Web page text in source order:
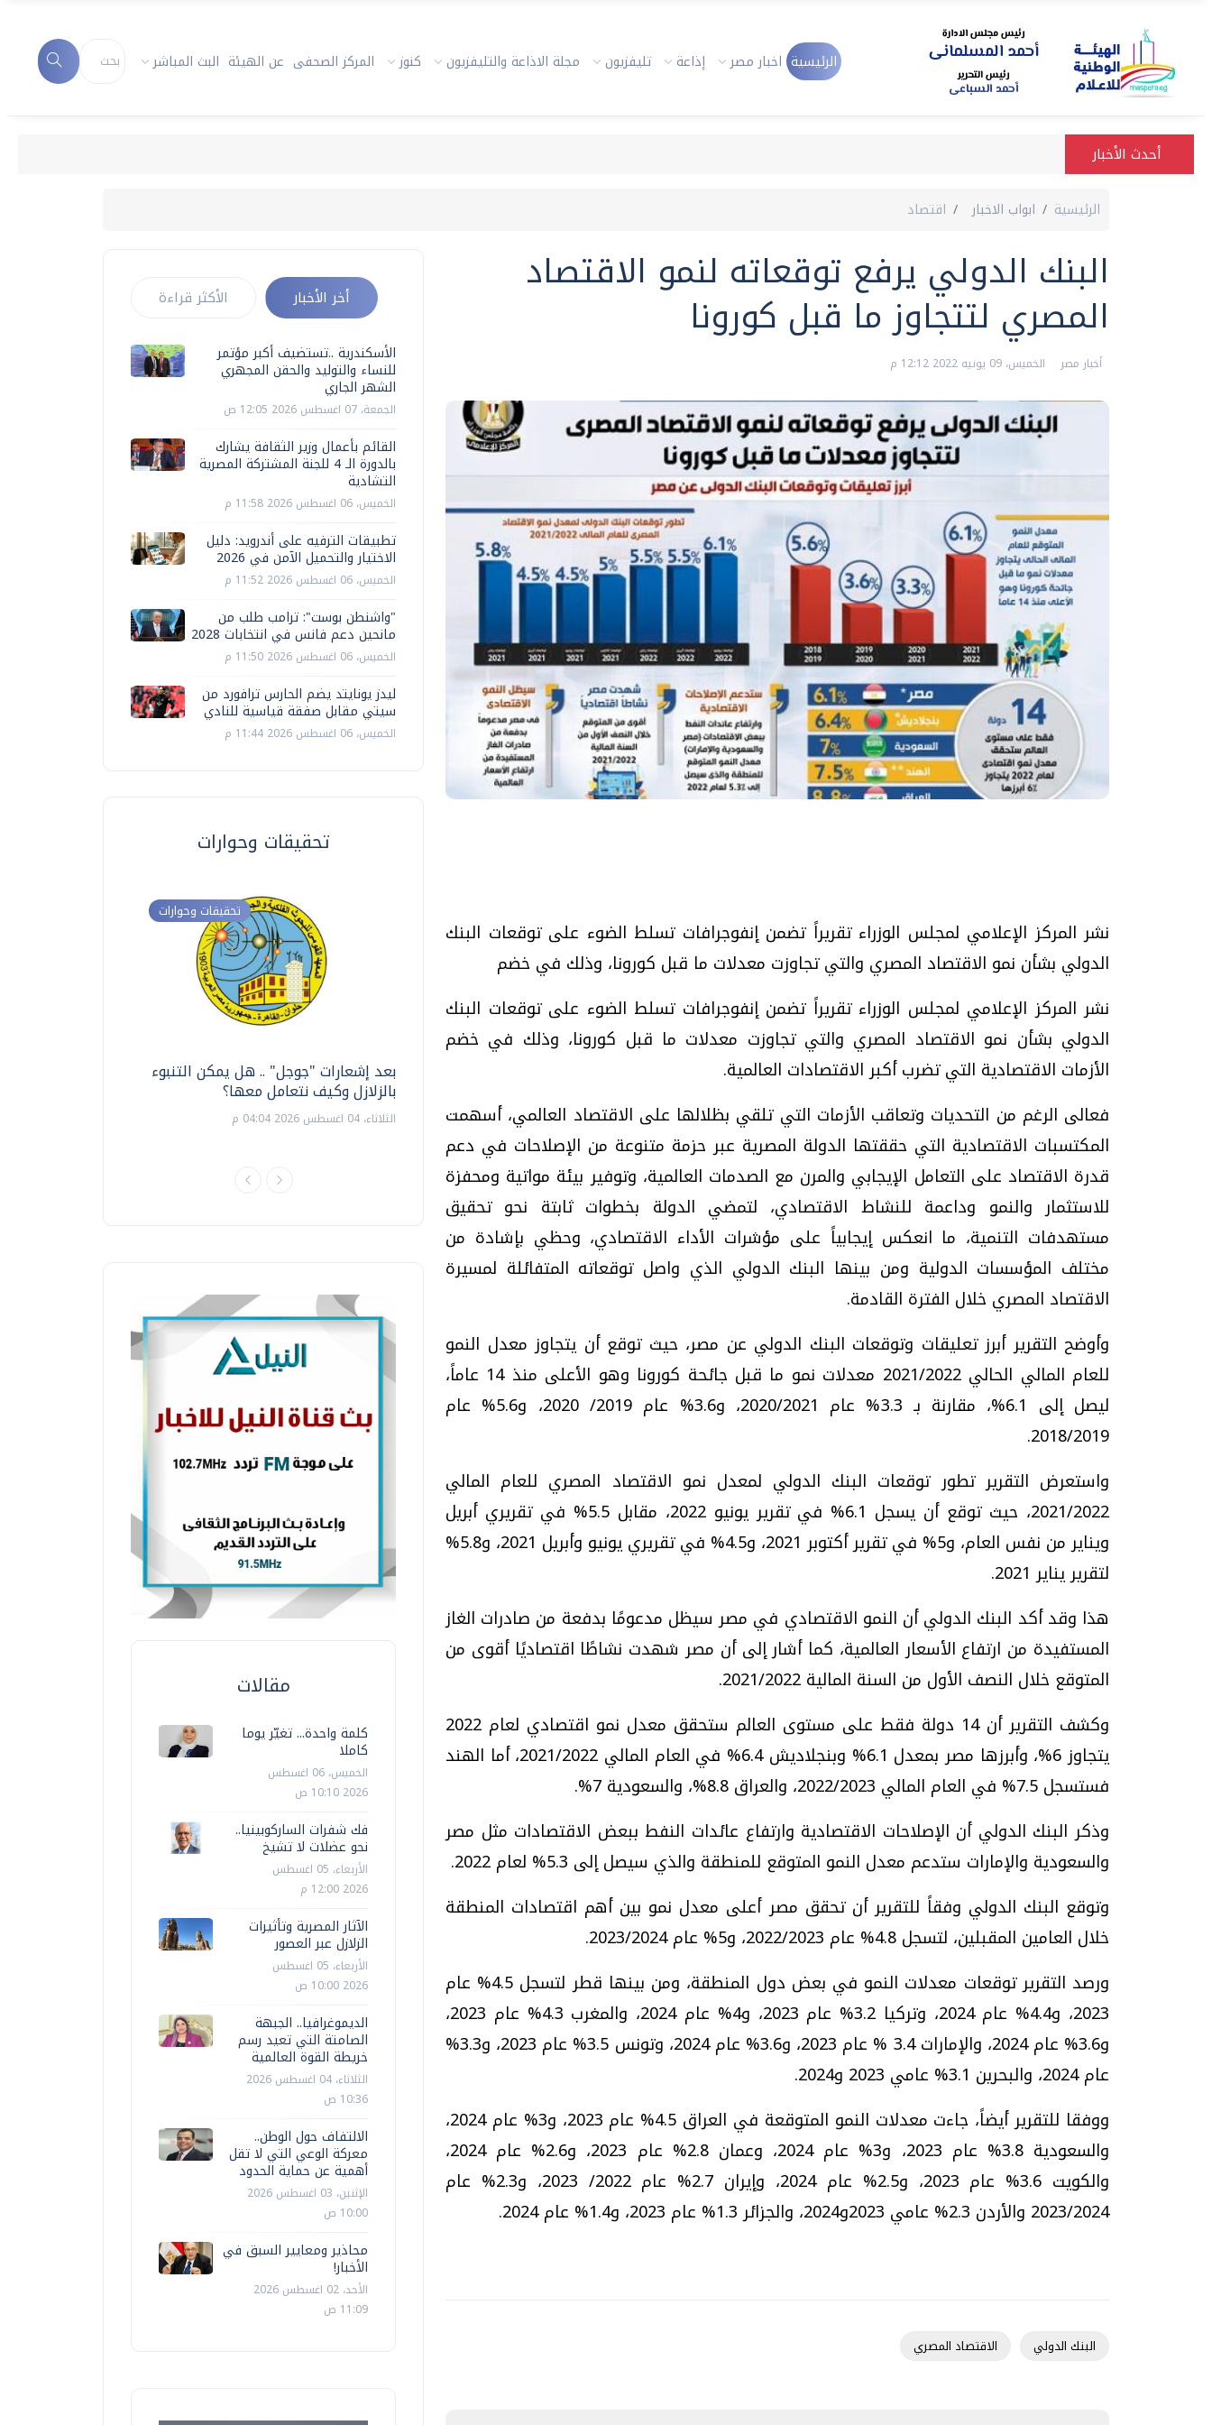
الرئيسية اخبار مصر إذاعة تليفزيون مجلة الاذاعة والتليفزيون كنوز المركز الصحفى عن الهيئة البث المباشر
أحدث الأخبار
الرئيسية ابواب الاخبار اقتصاد
البنك الدولي يرفع توقعاته لنمو الاقتصاد
المصري لتتجاوز ما قبل كورونا
أخبار مصر الخميس، 09 يونيه 2022 12:12 م
نشر المركز الإعلامي لمجلس الوزراء تقريراً تضمن إنفوجرافات تسلط الضوء على توقعات البنك
الدولي بشأن نمو الاقتصاد المصري والتي تجاوزت معدلات ما قبل كورونا، وذلك في خضم
نشر المركز الإعلامي لمجلس الوزراء تقريراً تضمن إنفوجرافات تسلط الضوء على توقعات البنك
الدولي بشأن نمو الاقتصاد المصري والتي تجاوزت معدلات ما قبل كورونا، وذلك في خضم
الأزمات الاقتصادية التي تضرب أكبر الاقتصادات العالمية.
فعالى الرغم من التحديات وتعاقب الأزمات التي تلقي بظلالها على الاقتصاد العالمي، أسهمت
المكتسبات الاقتصادية التي حققتها الدولة المصرية عبر حزمة متنوعة من الإصلاحات في دعم
قدرة الاقتصاد على التعامل الإيجابي والمرن مع الصدمات العالمية، وتوفير بيئة مواتية ومحفزة
للاستثمار والنمو وداعمة للنشاط الاقتصادي، لتمضي الدولة بخطوات ثابتة نحو تحقيق
مستهدفات التنمية، ما انعكس إيجابياً على مؤشرات الأداء الاقتصادي، وحظي بإشادة من
مختلف المؤسسات الدولية ومن بينها البنك الدولي الذي واصل توقعاته المتفائلة لمسيرة
الاقتصاد المصري خلال الفترة القادمة.
وأوضح التقرير أبرز تعليقات وتوقعات البنك الدولي عن مصر، حيث توقع أن يتجاوز معدل النمو
للعام المالي الحالي 2021/2022 معدلات نمو ما قبل جائحة كورونا وهو الأعلى منذ 14 عاماً،
ليصل إلى 6.1%، مقارنة بـ 3.3% عام 2020/2021، و3.6% عام 2019/ 2020، و5.6% عام
2018/2019.
واستعرض التقرير تطور توقعات البنك الدولي لمعدل نمو الاقتصاد المصري للعام المالي
2021/2022، حيث توقع أن يسجل 6.1% في تقرير يونيو 2022، مقابل 5.5% في تقريري أبريل
ويناير من نفس العام، و5% في تقرير أكتوبر 2021، و4.5% في تقريري يونيو وأبريل 2021، و5.8%
لتقرير يناير 2021.
هذا وقد أكد البنك الدولي أن النمو الاقتصادي في مصر سيظل مدعومًا بدفعة من صادرات الغاز
المستفيدة من ارتفاع الأسعار العالمية، كما أشار إلى أن مصر شهدت نشاطًا اقتصاديًا أقوى من
المتوقع خلال النصف الأول من السنة المالية 2021/2022.
وكشف التقرير أن 14 دولة فقط على مستوى العالم ستحقق معدل نمو اقتصادي لعام 2022
يتجاوز 6%، وأبرزها مصر بمعدل 6.1% وبنجلاديش 6.4% في العام المالي 2021/2022، أما الهند
فستسجل 7.5% في العام المالي 2022/2023، والعراق 8.8%، والسعودية 7%.
وذكر البنك الدولي أن الإصلاحات الاقتصادية وارتفاع عائدات النفط ببعض الاقتصادات مثل مصر
والسعودية والإمارات ستدعم معدل النمو المتوقع للمنطقة والذي سيصل إلى 5.3% لعام 2022.
وتوقع البنك الدولي وفقاً للتقرير أن تحقق مصر أعلى معدل نمو بين أهم اقتصادات المنطقة
خلال العامين المقبلين، لتسجل 4.8% عام 2022/2023، و5% عام 2023/2024.
ورصد التقرير توقعات معدلات النمو في بعض دول المنطقة، ومن بينها قطر لتسجل 4.5% عام
2023، و4.4% عام 2024، وتركيا 3.2% عام 2023، و4% عام 2024، والمغرب 4.3% عام 2023،
و3.6% عام 2024، والإمارات 3.4 % عام 2023، و3.6% عام 2024، وتونس 3.5% عام 2023، و3.3%
عام 2024، والبحرين 3.1% عامي 2023 و2024.
ووفقا للتقرير أيضاً، جاءت معدلات النمو المتوقعة في العراق 4.5% عام 2023، و3% عام 2024،
والسعودية 3.8% عام 2023، و3% عام 2024، وعمان 2.8% عام 2023، و2.6% عام 2024،
والكويت 3.6% عام 2023، و2.5% عام 2024، وإيران 2.7% عام 2022/ 2023، و2.3% عام
2023/2024 والأردن 2.3% عامي 2023و2024، والجزائر 1.3% عام 2023، و1.4% عام 2024.
البنك الدولي الاقتصاد المصري
أخر الأخبار الأكثر قراءة
الأسكندرية ..تستضيف أكبر مؤتمر
للنساء والتوليد والحقن المجهري
الشهر الجاري
الجمعة، 07 اغسطس 2026 12:05 ص
القائم بأعمال وزير الثقافة يشارك
بالدورة الـ 4 للجنة المشتركة المصرية
التشادية
الخميس، 06 اغسطس 2026 11:58 م
تطبيقات الترفيه على أندرويد: دليل
الاختيار والتحميل الآمن في 2026
الخميس، 06 اغسطس 2026 11:52 م
"واشنطن بوست": ترامب طلب من
مانحين دعم فانس في انتخابات 2028
الخميس، 06 اغسطس 2026 11:50 م
ليدز يونايتد يضم الحارس ترافورد من
سيتي مقابل صفقة قياسية للنادي
الخميس، 06 اغسطس 2026 11:44 م
تحقيقات وحوارات
تحقيقات وحوارات
بعد إشعارات "جوجل" .. هل يمكن التنبوء
بالزلازل وكيف نتعامل معها؟
الثلاثاء، 04 اغسطس 2026 04:04 م السبت، 01 اغسطس 2026 10:25 ص
فيديو.. الإعلام الرقمي.. تقنيات واعدة
الخميس، 30 يوليو 2026 01:09 م
موجات الطقس الساخنة.. لماذا تحدث وكيف
مقالات
كلمة واحدة... تغيّر يوما
كاملا
الخميس، 06 اغسطس
2026 10:10 ص
فك شفرات الساركوبينيا..
نحو عضلات لا تشيخ
الأربعاء، 05 اغسطس
2026 12:00 م
الآثار المصرية وتأثيرات
الزلازل عبر العصور
الأربعاء، 05 اغسطس
2026 10:00 ص
الديموغرافيا.. الجبهة
الصامتة التي تعيد رسم
خريطة القوة العالمية
الثلاثاء، 04 اغسطس 2026
10:36 ص
الالتفاف حول الوطن..
معركة الوعي التي لا تقل
أهمية عن حماية الحدود
الإثنين، 03 اغسطس 2026
10:00 ص
محاذير ومعايير السبق في
الأخبار!
الأحد، 02 اغسطس 2026
11:09 ص